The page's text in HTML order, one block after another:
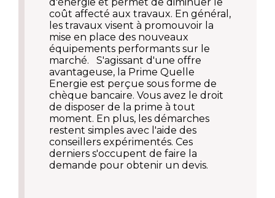
coût affecté aux travaux. En général,
les travaux visent à promouvoir la
mise en place des nouveaux
équipements performants sur le
marché. S'agissant d'une offre
avantageuse, la Prime Quelle
Energie est perçue sous forme de
chèque bancaire. Vous avez le droit
de disposer de la prime à tout
moment. En plus, les démarches
restent simples avec l'aide des
conseillers expérimentés. Ces
derniers s'occupent de faire la
demande pour obtenir un devis.